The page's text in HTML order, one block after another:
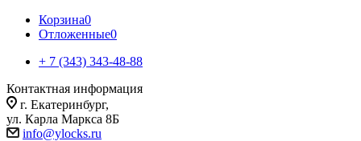
Корзина0
Отложенные0
+ 7 (343) 343-48-88
Контактная информация
г. Екатеринбург,
ул. Карла Маркса 8Б
info@ylocks.ru